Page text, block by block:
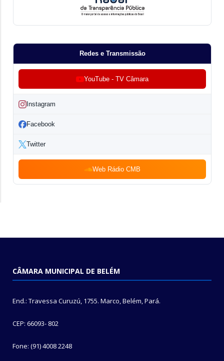
Redes e Transmissão
YouTube - TV Câmara
Instagram
Facebook
Twitter
Web Rádio CMB
CÂMARA MUNICIPAL DE BELÉM
End.: Travessa Curuzú, 1755. Marco, Belém, Pará.
CEP: 66093- 802
Fone: (91) 4008 2248